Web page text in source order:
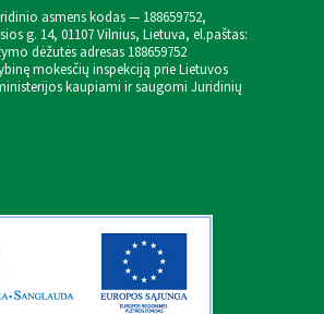
asmens kodas — 188659752,
g. 14, 01107 Vilnius, Lietuva, el.paštas:
dėžutės adresas 188659752
mokesčių inspekciją prie Lietuvos
kaupiami ir saugomi Juridinių